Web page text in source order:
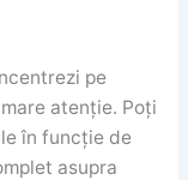
pe
atenție. Poți
în funcție de
asupra